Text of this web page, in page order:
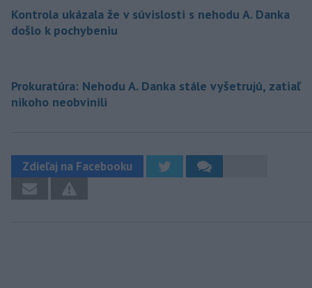
Kontrola ukázala že v súvislosti s nehodu A. Danka
došlo k pochybeniu
Prokuratúra: Nehodu A. Danka stále vyšetrujú, zatiaľ
nikoho neobvinili
Zdieľaj na Facebooku